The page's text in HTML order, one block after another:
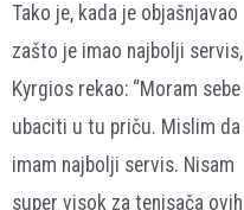
Tako je, kada je objašnjavao
zašto je imao najbolji servis,
Kyrgios rekao: “Moram sebe
ubaciti u tu priču. Mislim da
imam najbolji servis. Nisam
super visok za tenisača ovih